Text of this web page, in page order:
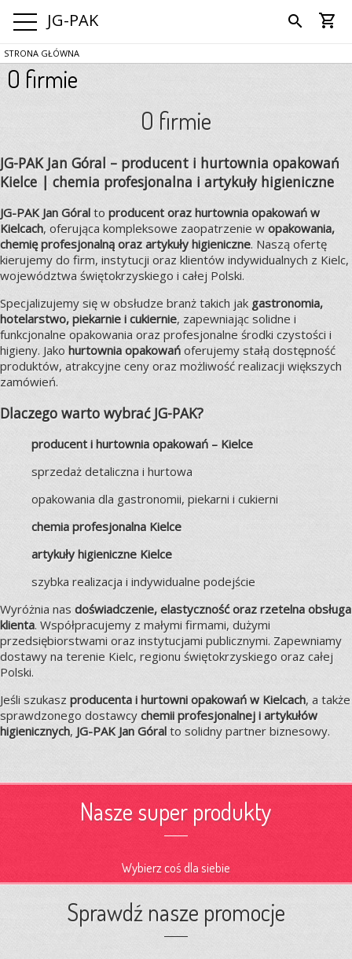
JG-PAK search shopping_cart
STRONA GŁÓWNA
O firmie
O firmie
JG-PAK Jan Góral – producent i hurtownia opakowań
Kielce | chemia profesjonalna i artykuły higieniczne
JG-PAK Jan Góral to producent oraz hurtownia opakowań w
Kielcach, oferująca kompleksowe zaopatrzenie w opakowania,
chemię profesjonalną oraz artykuły higieniczne. Naszą ofertę
kierujemy do firm, instytucji oraz klientów indywidualnych z Kielc,
województwa świętokrzyskiego i całej Polski.
Specjalizujemy się w obsłudze branż takich jak gastronomia,
hotelarstwo, piekarnie i cukiernie, zapewniając solidne i
funkcjonalne opakowania oraz profesjonalne środki czystości i
higieny. Jako hurtownia opakowań oferujemy stałą dostępność
produktów, atrakcyjne ceny oraz możliwość realizacji większych
zamówień.
Dlaczego warto wybrać JG-PAK?
producent i hurtownia opakowań – Kielce
sprzedaż detaliczna i hurtowa
opakowania dla gastronomii, piekarni i cukierni
chemia profesjonalna Kielce
artykuły higieniczne Kielce
szybka realizacja i indywidualne podejście
Wyróżnia nas doświadczenie, elastyczność oraz rzetelna obsługa
klienta. Współpracujemy z małymi firmami, dużymi
przedsiębiorstwami oraz instytucjami publicznymi. Zapewniamy
dostawy na terenie Kielc, regionu świętokrzyskiego oraz całej
Polski.
Jeśli szukasz producenta i hurtowni opakowań w Kielcach, a także
sprawdzonego dostawcy chemii profesjonalnej i artykułów
higienicznych, JG-PAK Jan Góral to solidny partner biznesowy.
Nasze super produkty
Wybierz coś dla siebie
Sprawdź nasze promocje